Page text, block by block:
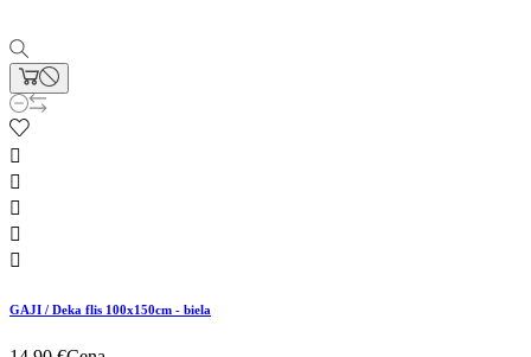





GAJI / Deka flis 100x150cm - biela